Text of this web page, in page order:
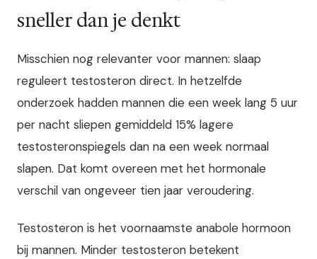
sneller dan je denkt
Misschien nog relevanter voor mannen: slaap
reguleert testosteron direct. In hetzelfde
onderzoek hadden mannen die een week lang 5 uur
per nacht sliepen gemiddeld 15% lagere
testosteronspiegels dan na een week normaal
slapen. Dat komt overeen met het hormonale
verschil van ongeveer tien jaar veroudering.
Testosteron is het voornaamste anabole hormoon
bij mannen. Minder testosteron betekent